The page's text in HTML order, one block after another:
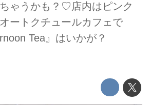
ゃうかも？♡店内はピンク
ートクチュールカフェで
Tea』はいかが？